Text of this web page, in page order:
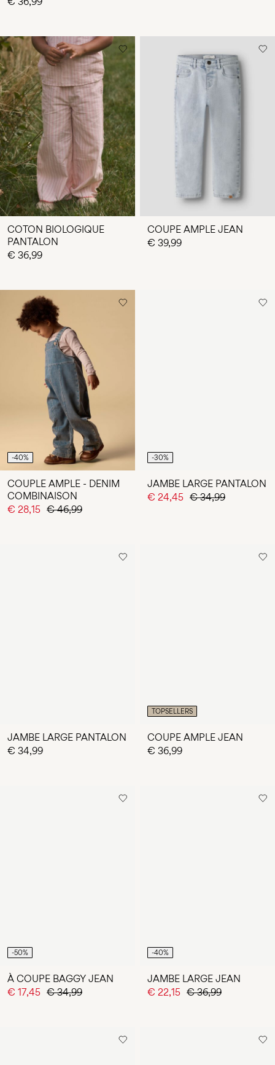
COTON BIOLOGIQUE
PANTALON
€ 36,99
COUPE AMPLE JEAN
€ 39,99
-40%
COUPLE AMPLE - DENIM
COMBINAISON
€ 28,15 € 46,99
-30%
JAMBE LARGE PANTALON
€ 24,45 € 34,99
JAMBE LARGE PANTALON
€ 34,99
TOPSELLERS
COUPE AMPLE JEAN
€ 36,99
-50%
À COUPE BAGGY JEAN
€ 17,45 € 34,99
-40%
JAMBE LARGE JEAN
€ 22,15 € 36,99